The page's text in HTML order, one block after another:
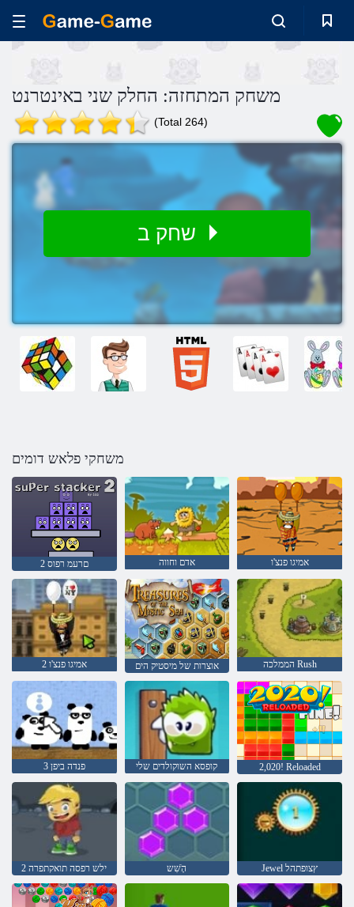
משחק המתחזה: החלק שני באינטרנט
(Total 264)
משחקי פלאש דומים
2 םרעמ רפוס אדם וחווה אמיגו פנצ'ו
אמיגו פנצ'ו 2 אוצרות של מיסטיק הים הממלכה Rush
3 פנדה ביפן קופסא השוקולדים שלי 2,020! Reloaded
2 ילש רפסה תואקתפרה הָׁשִׁש Jewel ץצופתהל